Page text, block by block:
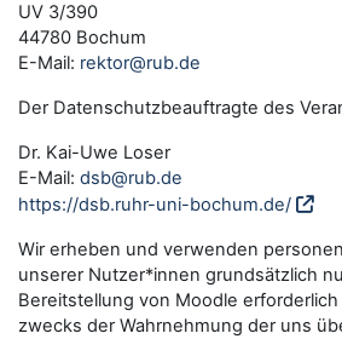
UV 3/390
44780 Bochum
E-Mail: rektor@rub.de
Der Datenschutzbeauftragte des
Dr. Kai-Uwe Loser
E-Mail: dsb@rub.de
https://dsb.ruhr-uni-bochum.de/
Wir erheben und verwenden
unserer Nutzer*innen grundsätzlich
Bereitstellung von Moodle
zwecks der Wahrnehmung der uns